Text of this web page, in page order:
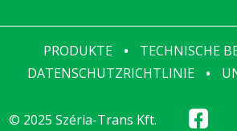
PRODUKTE • TECHNISCHE
DATENSCHUTZRICHTLINIE
•
© 2025 Széria-Trans Kft.